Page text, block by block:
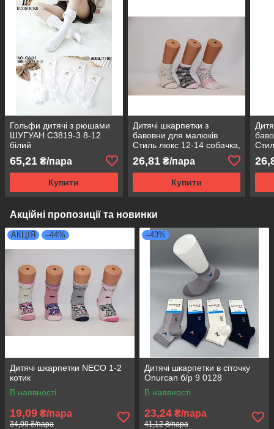
Гольфи дитячі з рюшами
ШУГУАН С3819-3 8-12
білий
65,21 ₴/пара
Купити
Дитячі шкарпетки з
бавовни для малюків
Стиль люкс 12-14 собачка,
26,81₴/пара
Купити
Акційні пропозиції та новинки
АКЦІЯ –44%
Дитячі шкарпетки NECO 1-2
котик
В наявності
19,09 ₴/пара
34,09 ₴/пара
–43%
Дитячі шкарпетки в сіточку
Onurcan б/р 9 0128
В наявності
23,24 ₴/пара
41,12 ₴/пара